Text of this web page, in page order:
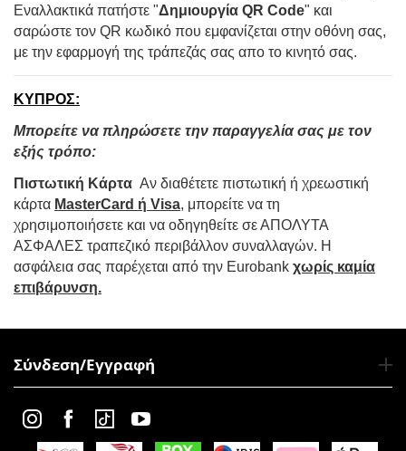
Εναλλακτικά πατήστε "Δημιουργία QR Code" και
σαρώστε τον QR κωδικό που εμφανίζεται στην οθόνη σας,
με την εφαρμογή της τράπεζάς σας απο το κινητό σας.
ΚΥΠΡΟΣ:
Μπορείτε να πληρώσετε την παραγγελία σας με τον
εξής τρόπο:
Πιστωτική Κάρτα Αν διαθέτετε πιστωτική ή χρεωστική
κάρτα MasterCard ή Visa, μπορείτε να τη
χρησιμοποιήσετε και να οδηγηθείτε σε ΑΠΟΛΥΤΑ
ΑΣΦΑΛΕΣ τραπεζικό περιβάλλον συναλλαγών. Η
ασφάλεια σας παρέχεται από την Eurobank χωρίς καμία
επιβάρυνση.
Σύνδεση/Εγγραφή